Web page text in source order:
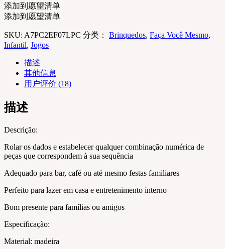
添加到愿望清单
添加到愿望清单
SKU: A7PC2EF07LPC 分类： Brinquedos, Faça Você Mesmo,
Infantil, Jogos
描述
其他信息
用户评价 (18)
描述
Descrição:
Rolar os dados e estabelecer qualquer combinação numérica de
peças que correspondem à sua sequência
Adequado para bar, café ou até mesmo festas familiares
Perfeito para lazer em casa e entretenimento interno
Bom presente para famílias ou amigos
Especificação:
Material: madeira